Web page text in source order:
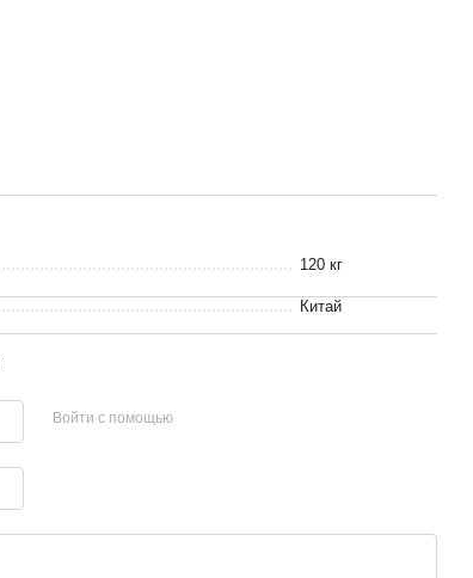
120 кг
Китай
Войти с помощью